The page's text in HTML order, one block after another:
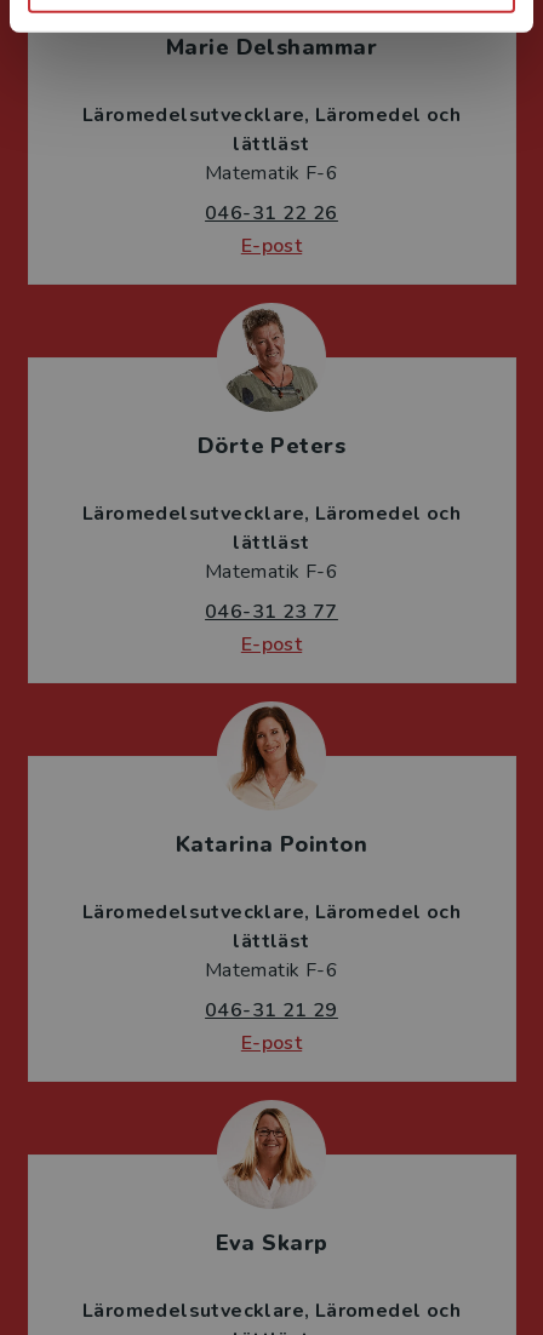
Marie Delshammar
Läromedelsutvecklare Läromedel och
lättläst
Matematik F-6
046-31 22 26
E-post
Dörte Peters
Läromedelsutvecklare Läromedel och
lättläst
Matematik F-6
046-31 23 77
E-post
Katarina Pointon
Läromedelsutvecklare Läromedel och
lättläst
Matematik F-6
046-31 21 29
E-post
Eva Skarp
Läromedelsutvecklare Läromedel och